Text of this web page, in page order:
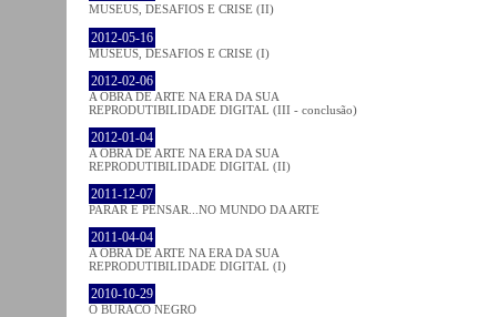
MUSEUS, DESAFIOS E CRISE (II)
2012-05-16
MUSEUS, DESAFIOS E CRISE (I)
2012-02-06
A OBRA DE ARTE NA ERA DA SUA
REPRODUTIBILIDADE DIGITAL (III - conclusão)
2012-01-04
A OBRA DE ARTE NA ERA DA SUA
REPRODUTIBILIDADE DIGITAL (II)
2011-12-07
PARAR E PENSAR...NO MUNDO DA ARTE
2011-04-04
A OBRA DE ARTE NA ERA DA SUA
REPRODUTIBILIDADE DIGITAL (I)
2010-10-29
O BURACO NEGRO